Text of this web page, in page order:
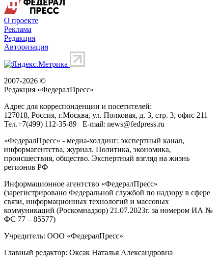
О проекте
Реклама
Редакция
Авторизация
2007-2026 ©
Редакция «ФедералПресс»
Адрес для корреспонденции и посетителей:
127018, Россия, г.Москва, ул. Полковая, д. 3, стр. 3, офис 211
Тел.+7(499) 112-35-89 E-mail: news@fedpress.ru
«ФедералПресс» - медиа-холдинг: экспертный канал,
информагентства, журнал. Политика, экономика,
происшествия, общество. Экспертный взгляд на жизнь
регионов РФ
Информационное агентство «ФедералПресс»
(зарегистрировано Федеральной службой по надзору в сфере
связи, информационных технологий и массовых
коммуникаций (Роскомнадзор) 21.07.2023г. за номером ИА №
ФС 77 – 85577)
Учредитель: ООО «ФедералПресс»
Главный редактор: Оксак Наталья Александровна